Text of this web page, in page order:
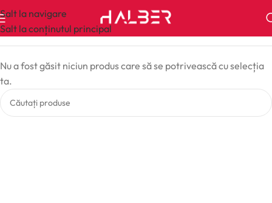
Salt la navigare
Salt la conținutul principal
Nu a fost găsit niciun produs care să se potrivească cu selecția
ta.